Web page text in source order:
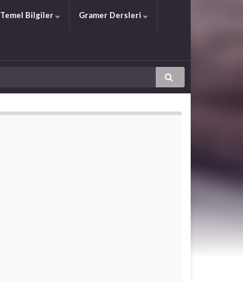
Temel Bilgiler Gramer Dersleri